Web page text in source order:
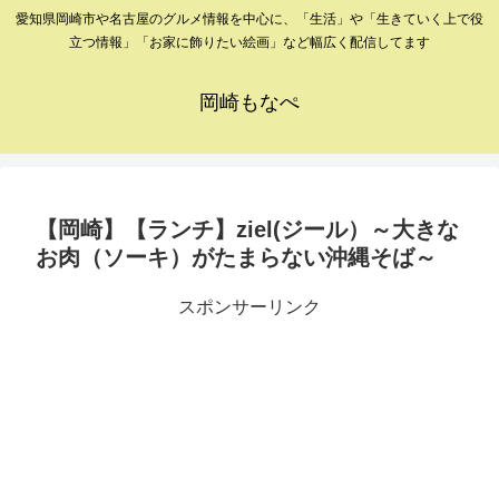
愛知県岡崎市や名古屋のグルメ情報を中心に、「生活」や「生きていく上で役
立つ情報」「お家に飾りたい絵画」など幅広く配信してます
岡崎もなぺ
【岡崎】【ランチ】ziel(ジール）～大きな
お肉（ソーキ）がたまらない沖縄そば～
スポンサーリンク